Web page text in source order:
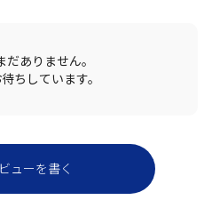
だありません。
ちしています。
ューを書く